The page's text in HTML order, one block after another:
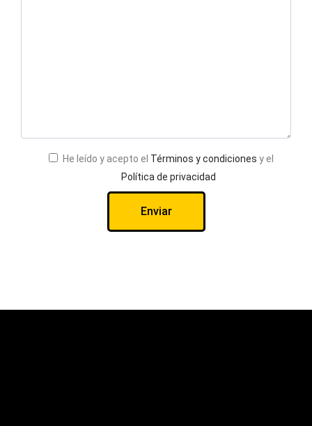
He leído y acepto el Términos y condiciones y el
Política de privacidad